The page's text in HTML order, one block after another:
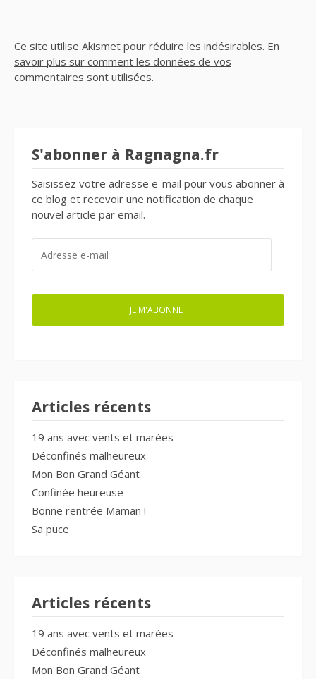
Ce site utilise Akismet pour réduire les indésirables. En
savoir plus sur comment les données de vos
commentaires sont utilisées.
S'abonner à Ragnagna.fr
Saisissez votre adresse e-mail pour vous abonner à
ce blog et recevoir une notification de chaque
nouvel article par email.
MAIL
JE M'ABONNE !
Articles récents
19 ans avec vents et marées
Déconfinés malheureux
Mon Bon Grand Géant
Confinée heureuse
Bonne rentrée Maman !
Sa puce
Articles récents
19 ans avec vents et marées
Déconfinés malheureux
Mon Bon Grand Géant